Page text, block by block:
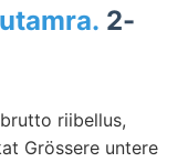
2-
riibellus,
Grössere untere